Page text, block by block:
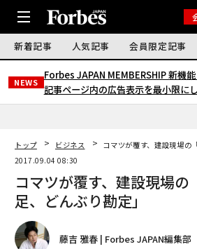
新着記事 人気記事 会員限定記事
NEWS
Forbes JAPAN MEMBERSHIP 新機能
記事ページ内の広告表示を最小限に
トップ ビジネス
コマツが覆す、建設現場の
2017.09.04 08:30
コマツが覆す、建設現場の
足、どんぶり勘定」
藤吉 雅春 | Forbes JAPAN編集部